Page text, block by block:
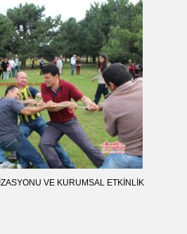
VE KURUMSAL ETKINLIK